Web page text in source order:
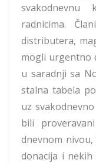
svakodnevnu
radnicima.
distributera,
mogli urgentno
u saradnji sa
stalna tabela
uz
bili
dnevnom
donacija i